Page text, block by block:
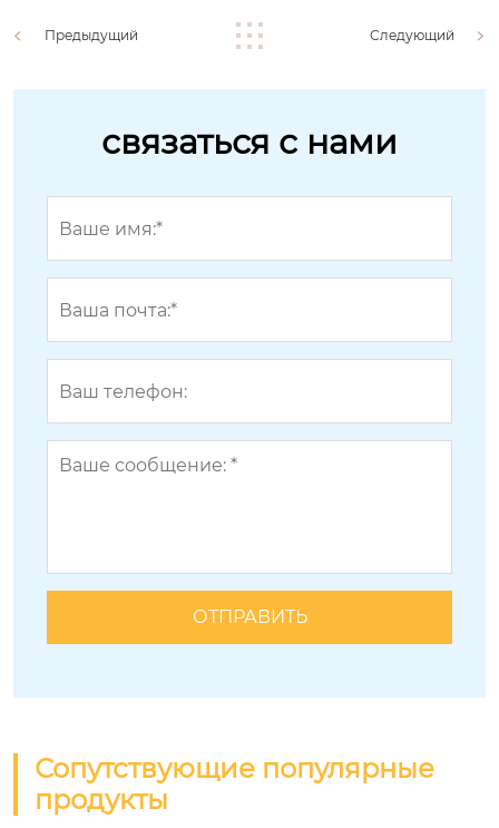
Предыдущий Следующий
связаться с нами
Сопутствующие популярные
продукты